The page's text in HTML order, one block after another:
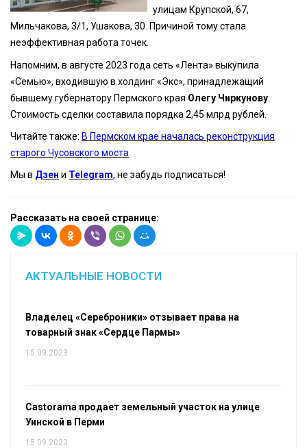
улицам Крупской, 67,
Мильчакова, 3/1, Ушакова, 30. Причиной тому стала
неэффективная работа точек.
Напомним, в августе 2023 года сеть «Лента» выкупила
«Семью», входившую в холдинг «Экс», принадлежащий
бывшему губернатору Пермского края Олегу Чиркунову
Стоимость сделки составила порядка 2,45 млрд рублей.
Читайте также: В Пермском крае началась реконструкция
старого Чусовского моста
Мы в Дзен и Telegram, не забудь подписаться!
Рассказать на своей странице:
АКТУАЛЬНЫЕ НОВОСТИ
Владелец «Сереброники» отзывает права на
товарный знак «Сердце Пармы»
15.09.2023
Castorama продает земельный участок на улице
Уинской в Перми
15.09.2023